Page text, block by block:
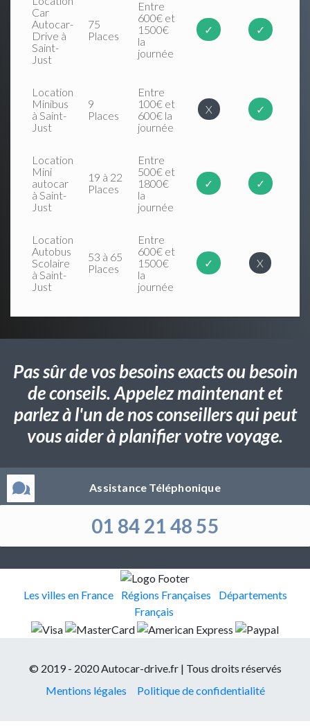
Car
Autocar-
Drive à
Saint-
Just
75
Places
Entre
600€ et
1500€
la
journée
✓ ✓
Location
Minibus
à Saint-
Just
9
Places
Entre
100€ et
600€ la
journée
X ✓
Location
Mini
autocar
à Saint-
Just
19 à 22
Places
Entre
500€ et
1800€
la
journée
✓ ✓
Location
Autobus
Scolaire
à Saint-
Just
53 à 65
Places
Entre
600€ et
1500€
la
journée
✓ X
Pas sûr de vos besoins exacts ou besoin
de conseils. Appelez maintenant et
parlez à l'un de nos conseillers qui peut
vous aider à planifier votre voyage.
Assistance Téléphonique
01 84 21 48 55
Les villes en France Régions Françaises
Départements
Français
© 2019 - 2020 Autocar-drive.fr | Tous droits réservés
Mentions légales
Politique de confidentialité